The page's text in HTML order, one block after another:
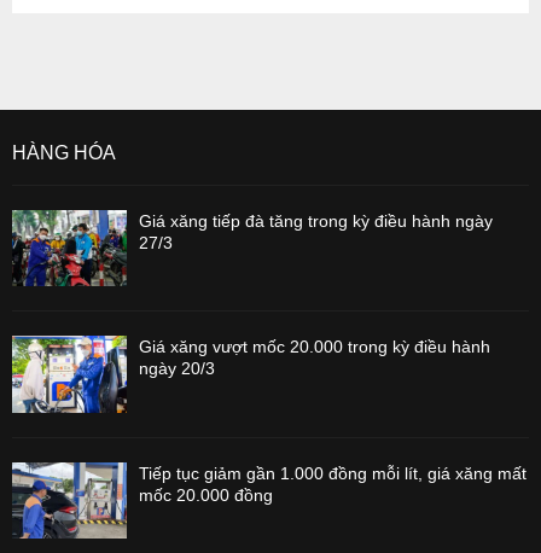
HÀNG HÓA
Giá xăng tiếp đà tăng trong kỳ điều hành ngày
27/3
Giá xăng vượt mốc 20.000 trong kỳ điều hành
ngày 20/3
Tiếp tục giảm gần 1.000 đồng mỗi lít, giá xăng mất
mốc 20.000 đồng